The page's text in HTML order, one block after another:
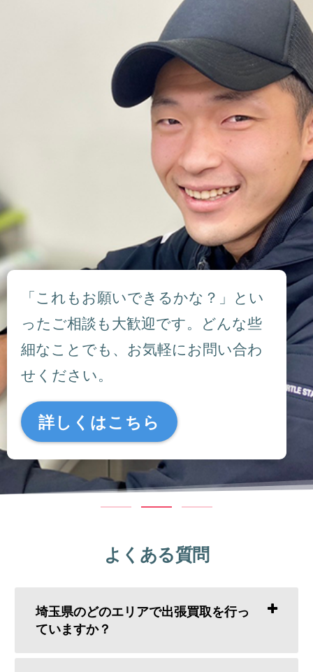
「これもお願いできるかな？」とい
ったご相談も大歓迎です。どんな些
細なことでも、お気軽にお問い合わ
せください。
詳しくはこちら
よくある質問
埼玉県のどのエリアで出張買取を行っ
ていますか？